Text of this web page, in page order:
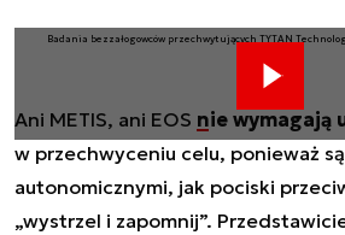
Badania bezzałogowców przechwytujących TYTAN
Ani METIS, ani EOS nie wymagają
w przechwyceniu celu, ponieważ
autonomicznymi, jak pociski
„wystrzel i zapomnij”.